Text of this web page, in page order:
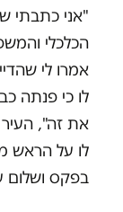
"אני כתבתי
הכלכלי
אמרו לי
לו כי פנתה
את זה", העיר
לו על הראש
בפקס ושלום